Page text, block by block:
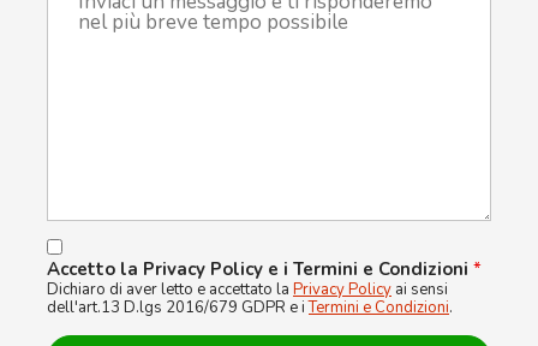
Accetto la Privacy Policy e i Termini e Condizioni *
Dichiaro di aver letto e accettato la Privacy Policy ai sensi
dell'art.13 D.lgs 2016/679 GDPR e iTermini e Condizioni.